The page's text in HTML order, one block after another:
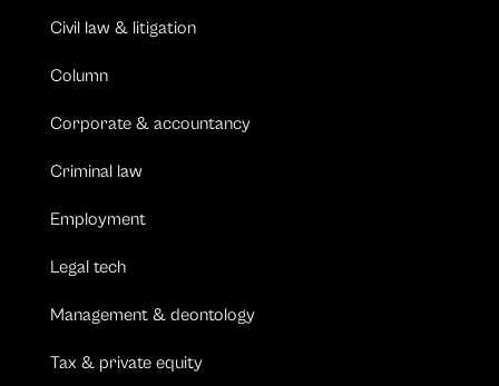
Civil law & litigation
Column
Corporate & accountancy
Criminal law
Employment
Legal tech
Management & deontology
Tax & private equity